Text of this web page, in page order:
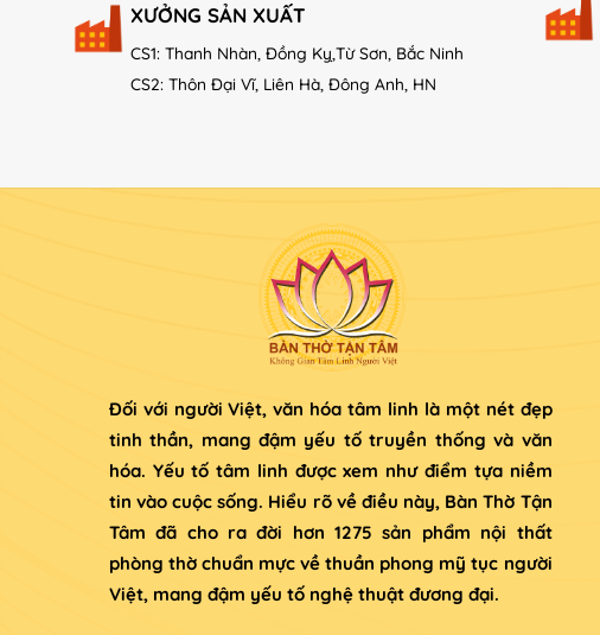
XƯỞNG SẢN XUẤT
CS1: Thanh Nhàn, Đồng Kỵ,Từ Sơn, Bắc Ninh
CS2: Thôn Đại Vĩ, Liên Hà, Đông Anh, HN
Đối với người Việt, văn hóa tâm linh là một nét đẹp
tinh thần, mang đậm yếu tố truyền thống và văn
hóa. Yếu tố tâm linh được xem như điểm tựa niềm
tin vào cuộc sống. Hiểu rõ về điều này, Bàn Thờ Tận
Tâm đã cho ra đời hơn 1275 sản phẩm nội thất
phòng thờ chuẩn mực về thuần phong mỹ tục người
Việt, mang đậm yếu tố nghệ thuật đương đại.